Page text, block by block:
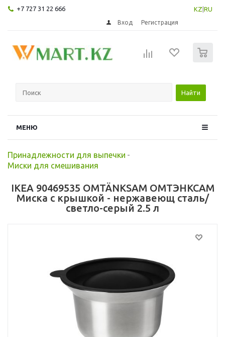
+7 727 31 22 666 KZ RU
Вход Регистрация
Найти
МЕНЮ
Принадлежности для выпечки -
Миски для смешивания
IKEA 90469535 OMTÄNKSAM ОМТЭНКСАМ
Миска с крышкой - нержавеющ сталь/
светло-серый 2.5 л